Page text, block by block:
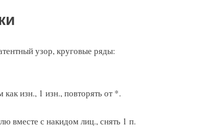
узор, круговые ряды:
изн., 1 изн., повторять от *.
вместе с накидом лиц., снять 1 п.